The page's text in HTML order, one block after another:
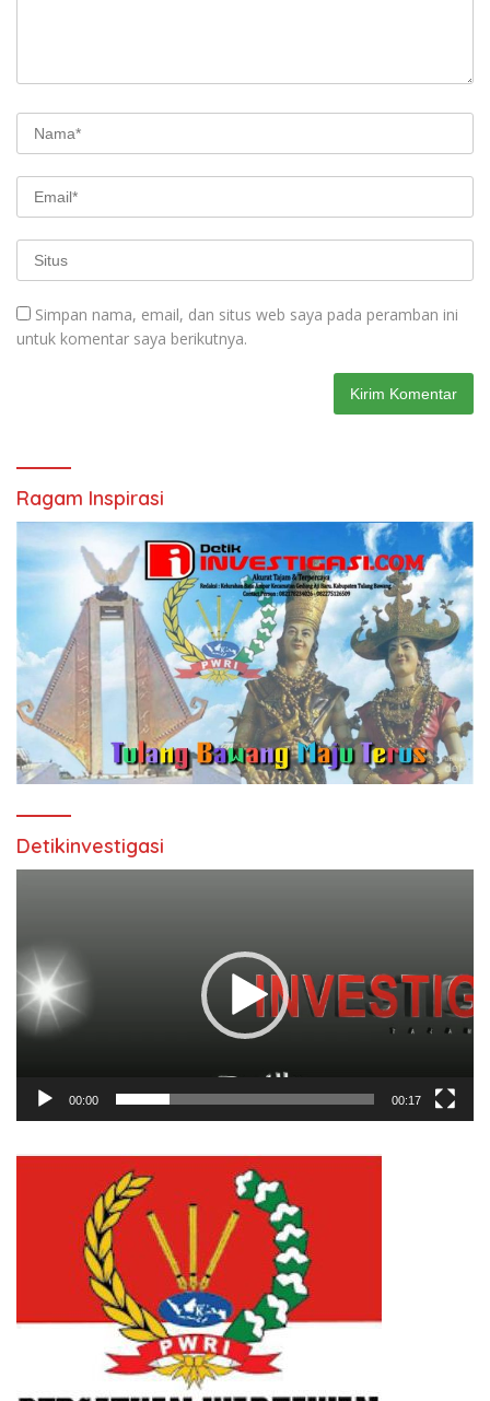
Simpan nama, email, dan situs web saya pada peramban ini
untuk komentar saya berikutnya.
Ragam Inspirasi
Detikinvestigasi
00:00 00:17